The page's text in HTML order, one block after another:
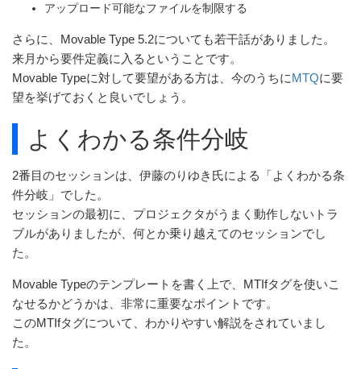
アップロード可能なファイルを制限する
さらに、Movable Type 5.2についても若干話がありました。
来月から要件定義に入るということです。
Movable Typeに対して要望がある方は、今のうちに MTQに要
望を挙げておくと良いでしょう。
よくわかる条件分岐
2番目のセッションは、伊藤のりゆき氏による「よくわかる条
件分岐」でした。
セッションの最初に、プロジェクタがうまく動作しないトラ
ブルがありましたが、何とか乗り越えてのセッションでし
た。
Movable Typeのテンプレートを書く上で、MTIfタグを使いこ
なせるかどうかは、非常に重要なポイントです。
このMTIfタグについて、わかりやすい解説をされていまし
た。